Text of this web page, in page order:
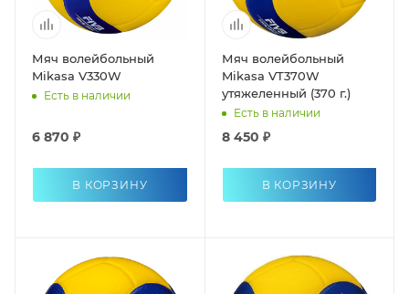
Мяч волейбольный
Mikasa V330W
Есть в наличии
6 870 ₽
В КОРЗИНУ
Мяч волейбольный
Mikasa VT370W
утяжеленный (370 г.)
Есть в наличии
8 450 ₽
В КОРЗИНУ